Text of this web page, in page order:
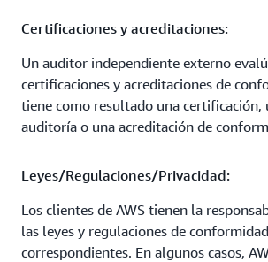
Certificaciones y acreditaciones:
Un auditor independiente externo
certificaciones y acreditaciones de
tiene como resultado una certificación,
auditoría o una acreditación de
Leyes/Regulaciones/Privacidad:
Los clientes de AWS tienen la
las leyes y regulaciones de conformidad
correspondientes. En algunos casos,